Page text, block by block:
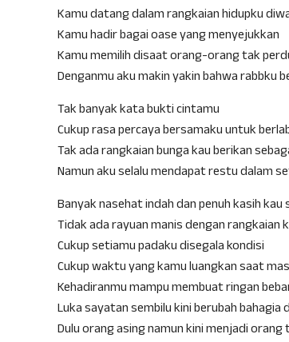
Kamu datang dalam rangkaian hidupku
Kamu hadir bagai oase yang menyejukkan
Kamu memilih disaat orang-orang tak
Denganmu aku makin yakin bahwa rabbku
Tak banyak kata bukti cintamu
Cukup rasa percaya bersamaku untuk
Tak ada rangkaian bunga kau berikan
Namun aku selalu mendapat restu dalam
Banyak nasehat indah dan penuh kasih
Tidak ada rayuan manis dengan
Cukup setiamu padaku disegala kondisi
Cukup waktu yang kamu luangkan saat
Kehadiranmu mampu membuat ringan
Luka sayatan sembilu kini berubah
Dulu orang asing namun kini menjadi